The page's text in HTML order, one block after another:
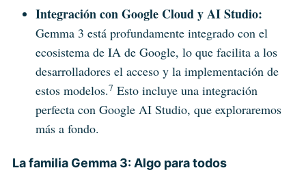
Integración con Google Cloud y AI Studio:
Gemma 3 está profundamente integrado con el
ecosistema de IA de Google, lo que facilita a los
desarrolladores el acceso y la implementación de
estos modelos.7 Esto incluye una integración
perfecta con Google AI Studio, que exploraremos
más a fondo.
La familia Gemma 3: Algo para todos